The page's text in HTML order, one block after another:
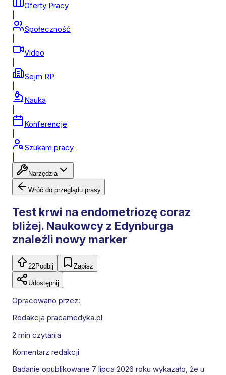
Oferty Pracy
Społeczność
Video
Sejm RP
Nauka
Konferencje
Szukam pracy
Narzędzia
Wróć do przeglądu prasy
Test krwi na endometriozę coraz
bliżej. Naukowcy z Edynburga
znaleźli nowy marker
22Podbij Zapisz
Udostępnij
Opracowano przez:
Redakcja pracamedyka.pl
2 min czytania
Komentarz redakcji
Badanie opublikowane 7 lipca 2026 roku wykazało, że u